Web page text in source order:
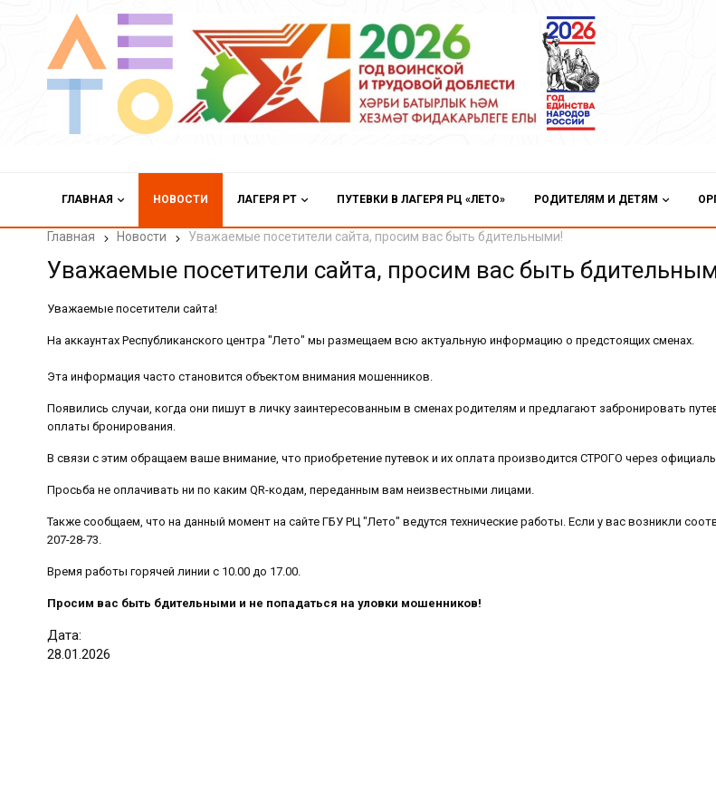
ГЛАВНАЯ НОВОСТИ ЛАГЕРЯ РТ ПУТЕВКИ В ЛАГЕРЯ РЦ «ЛЕТО» РОДИТЕЛЯМ И ДЕТЯМ
Главная Новости Уважаемые посетители сайта, просим вас быть бдительными!
Уважаемые посетители сайта, просим вас быть
Уважаемые посетители сайта!
На аккаунтах Республиканского центра "Лето" мы размещаем всю актуальную информацию о предстоящих сменах.
Эта информация часто становится объектом внимания мошенников.
Появились случаи, когда они пишут в личку заинтересованным в сменах родителям и предлагают забронировать
оплаты бронирования.
️В связи с этим обращаем ваше внимание, что приобретение путевок и их оплата производится СТРОГО через
Просьба не оплачивать ни по каким QR-кодам, переданным вам неизвестными лицами.
️Также сообщаем, что на данный момент на сайте ГБУ РЦ "Лето" ведутся технические работы. Если у вас возникли
207-28-73.
Время работы горячей линии с 10.00 до 17.00.
Просим вас быть бдительными и не попадаться на уловки мошенников!
Дата:
28 01 2026